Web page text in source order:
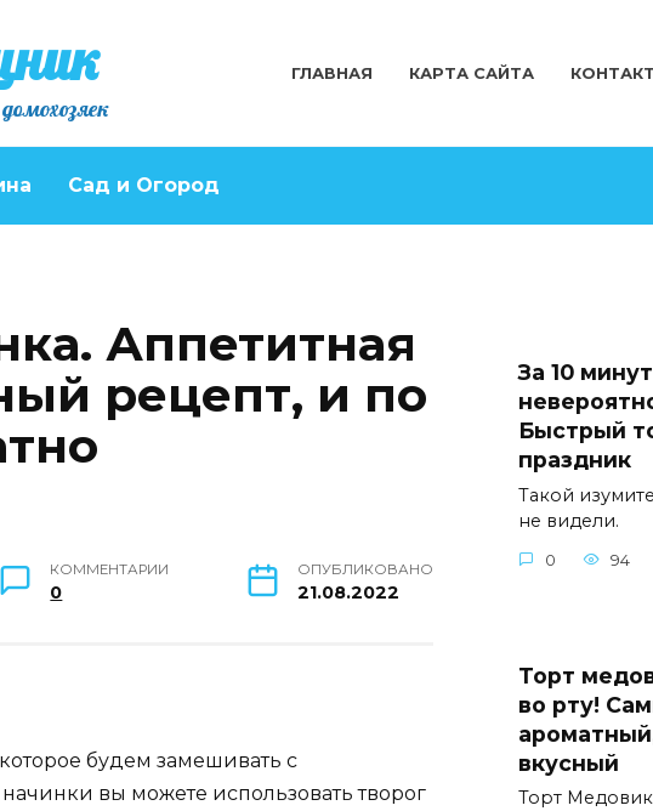
ГЛАВНАЯ КАРТА САЙТА
Сад и Огород
Аппетитная
рецепт, и по
КОММЕНТАРИИ
0
ОПУБЛИКОВАНО
21.08.2022
будем замешивать с
вы можете использовать творог
За 10
Быстрый
праздник
Такой
не видели.
0 94
Торт
во рту!
вкусный
Торт Медовик